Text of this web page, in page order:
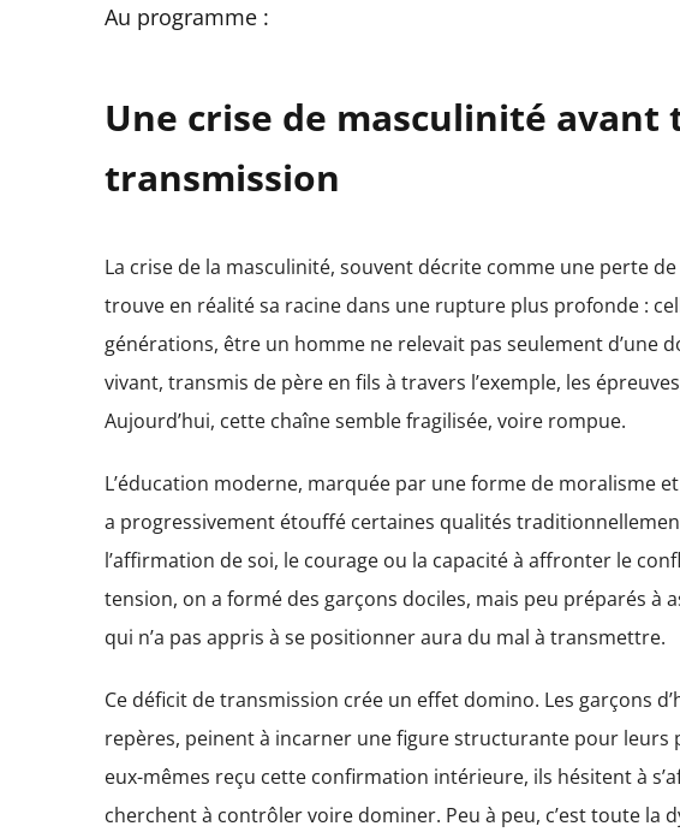
Au programme :
Une crise de masculinité avant
transmission
La crise de la masculinité, souvent décrite comme une perte
trouve en réalité sa racine dans une rupture plus profonde :
générations, être un homme ne relevait pas seulement d’une
vivant, transmis de père en fils à travers l’exemple, les
Aujourd’hui, cette chaîne semble fragilisée, voire rompue.
L’éducation moderne, marquée par une forme de moralisme
a progressivement étouffé certaines qualités
l’affirmation de soi, le courage ou la capacité à affronter le
tension, on a formé des garçons dociles, mais peu préparés à
qui n’a pas appris à se positionner aura du mal à transmettre.
Ce déficit de transmission crée un effet domino. Les garçons
repères, peinent à incarner une figure structurante pour leurs
eux-mêmes reçu cette confirmation intérieure, ils hésitent à
cherchent à contrôler voire dominer. Peu à peu, c’est toute la